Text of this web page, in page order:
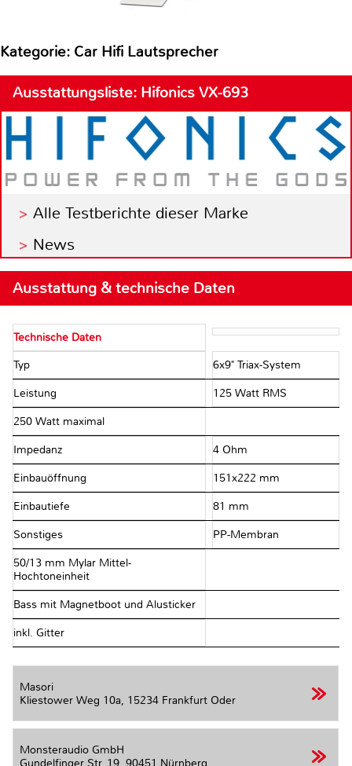
Kategorie: Car Hifi Lautsprecher
Ausstattungsliste: Hifonics VX-693
Alle Testberichte dieser Marke
News
Ausstattung & technische Daten
Technische Daten
Typ 6x9" Triax-System
Leistung 125 Watt RMS
250 Watt maximal
Impedanz 4 Ohm
Einbauöffnung 151x222 mm
Einbautiefe 81 mm
Sonstiges PP-Membran
50/13 mm Mylar Mittel-
Hochtoneinheit
Bass mit Magnetboot und Alusticker
inkl. Gitter
Masori
Kliestower Weg 10a, 15234 Frankfurt Oder
Monsteraudio GmbH
Gundelfinger Str. 19, 90451 Nürnberg